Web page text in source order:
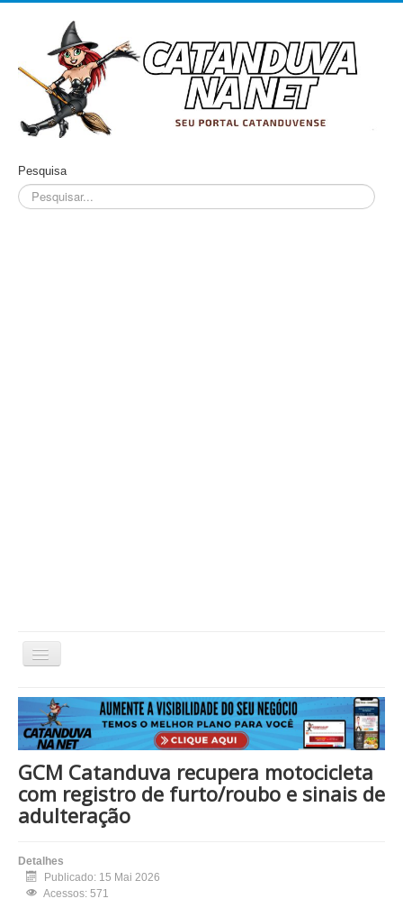
Pesquisa
Alternar
Home Cidade Cultura Economia Educação
Esportes Eventos Filmes em Cartaz Região
Política Saúde Tecnologia Cinema / Série / TV
Nacional / Mundo Vida / Estilo Artigo / Coluna
GCM Catanduva recupera motocicleta
com registro de furto/roubo e sinais de
adulteração
Detalhes
Publicado: 15 Mai 2026
Acessos: 571